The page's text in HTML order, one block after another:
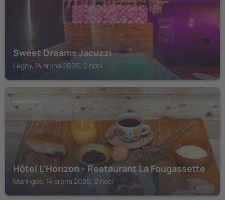
Sweet Dreams Jacuzzi
Légny, 14 srpna 2026, 2 noci
MARINGES
Hôtel L'Horizon - Restaurant La Fougassette
Maringes, 14 srpna 2026, 2 noci